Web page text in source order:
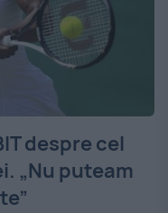
despre cel
„Nu puteam